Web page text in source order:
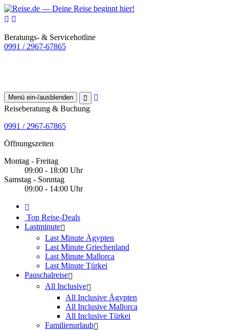
Beratungs- & Servicehotline
0991 / 2967-67865
Menü ein-/ausblenden
Reiseberatung & Buchung
0991 / 2967-67865
Öffnungszeiten
Montag - Freitag
09:00 - 18:00 Uhr
Samstag - Sonntag
09:00 - 14:00 Uhr
Top Reise-Deals
Lastminute
Last Minute Ägypten
Last Minute Griechenland
Last Minute Mallorca
Last Minute Türkei
Pauschalreise
All Inclusive
All Inclusive Ägypten
All Inclusive Mallorca
All Inclusive Türkei
Familienurlaub